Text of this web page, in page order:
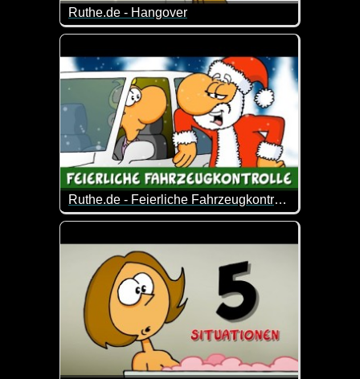
Ruthe.de - Hangover
Da hat wohl jemand ein bisschen viel "getankt" ;-)
Ruthe.de - Feierliche Fahrzeugkontrolle
Die etwas andere Fahrzeugkontrolle :-)